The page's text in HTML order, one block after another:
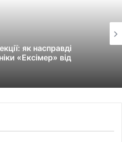
як насправді
«Ексімер» від